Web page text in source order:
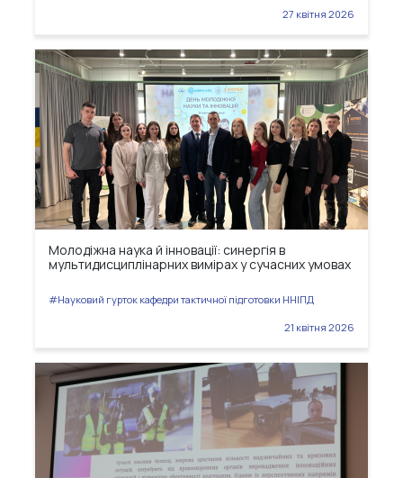
27 квітня 2026
Молодіжна наука й інновації: синергія в
мультидисциплінарних вимірах у сучасних умовах
#Науковий гурток кафедри тактичної підготовки ННІПД
21 квітня 2026